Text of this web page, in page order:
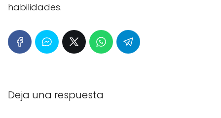
habilidades.
Deja una respuesta